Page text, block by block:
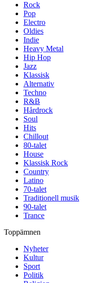
Rock
Pop
Electro
Oldies
Indie
Heavy Metal
Hip Hop
Jazz
Klassisk
Alternativ
Techno
R&B
Hårdrock
Soul
Hits
Chillout
80-talet
House
Klassisk Rock
Country
Latino
70-talet
Traditionell musik
90-talet
Trance
Toppämnen
Nyheter
Kultur
Sport
Politik